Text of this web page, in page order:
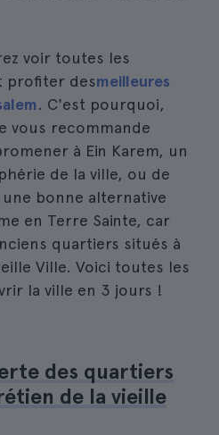
voir toutes les
profiter desmeilleures
. C'est pourquoi,
vous recommande
à Ein Karem, un
de la ville, ou de
bonne alternative
en Terre Sainte, car
quartiers situés à
Ville. Voici toutes les
la ville en 3 jours !
des quartiers
de la vieille